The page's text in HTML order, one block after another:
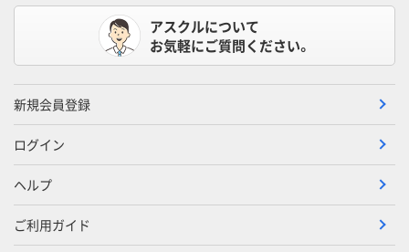
アスクルについて
お気軽にご質問ください。
新規会員登録
ログイン
ヘルプ
ご利用ガイド